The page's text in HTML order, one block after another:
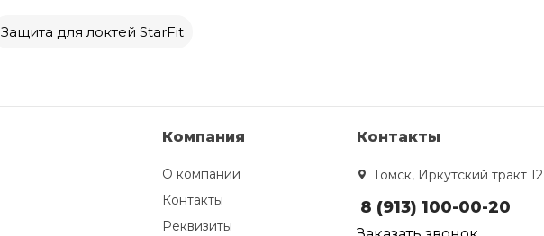
Защита для локтей StarFit
Компания
О компании
Контакты
Реквизиты
Контакты
Томск, Иркутский тракт 12
8 (913) 100-00-20